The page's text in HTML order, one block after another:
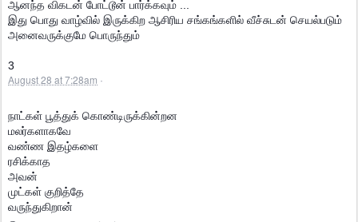
ஆனந்த விகடன் போட்டூன் பார்க்கவும் ...
இது பொது வாழ்வில் இருக்கிற ஆசிரிய சங்கங்களில் வீச்சுடன் செயல்படும்
அனைவருக்குமே பொருந்தும்
3
August 28 at 7:28am ·
நாட்கள் பூத்துக் கொண்டிருக்கின்றன
மலர்களாகவே
வண்ண இதழ்களை
ரசிக்காத
அவன்
முட்கள் குறித்தே
வருந்துகிறான்